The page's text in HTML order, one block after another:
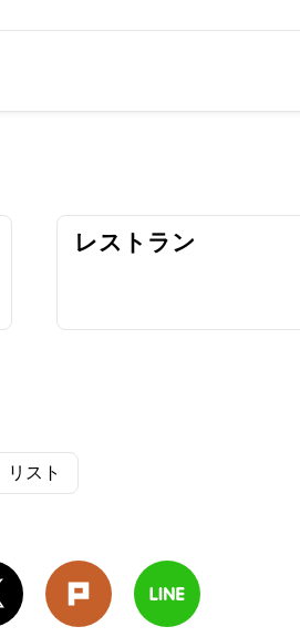
レストラン
リスト